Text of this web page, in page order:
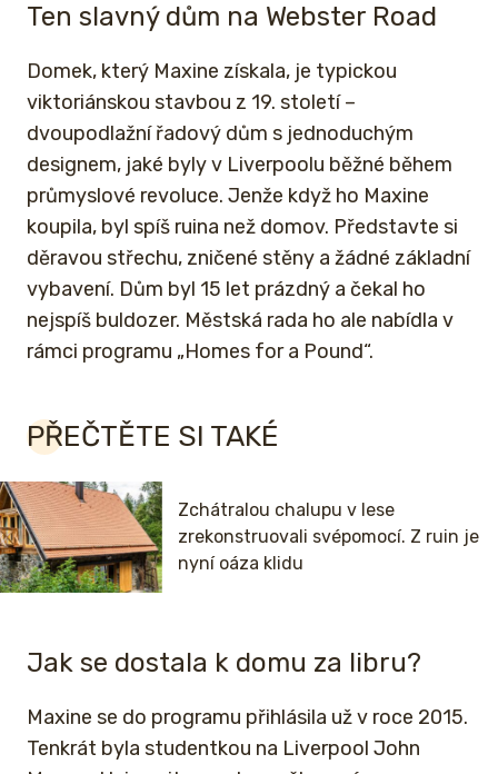
Ten slavný dům na Webster Road
Domek, který Maxine získala, je typickou
viktoriánskou stavbou z 19. století –
dvoupodlažní řadový dům s jednoduchým
designem, jaké byly v Liverpoolu běžné během
průmyslové revoluce. Jenže když ho Maxine
koupila, byl spíš ruina než domov. Představte si
děravou střechu, zničené stěny a žádné základní
vybavení. Dům byl 15 let prázdný a čekal ho
nejspíš buldozer. Městská rada ho ale nabídla v
rámci programu „Homes for a Pound“.
PŘEČTĚTE SI TAKÉ
Zchátralou chalupu v lese
zrekonstruovali svépomocí. Z ruin je
nyní oáza klidu
Jak se dostala k domu za libru?
Maxine se do programu přihlásila už v roce 2015.
Tenkrát byla studentkou na Liverpool John